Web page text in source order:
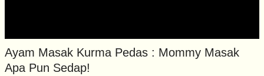
Ayam Masak Kurma Pedas : Mommy Masak
Apa Pun Sedap!